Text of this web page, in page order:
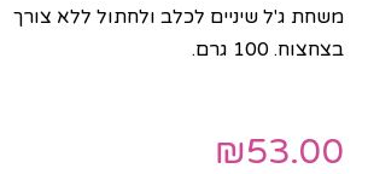
משחת ג'ל שיניים לכלב ולחתול ללא צורך
בצחצוח. 100 גרם.
₪53.00